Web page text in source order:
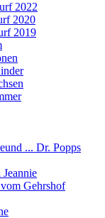
2022
2020
2019
... Dr. Popps
Gehrshof